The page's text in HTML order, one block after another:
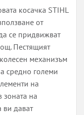
косачка STIHL
от
се придвижват
Пестящият
механизъм
средно големи
на
зоната на
дават